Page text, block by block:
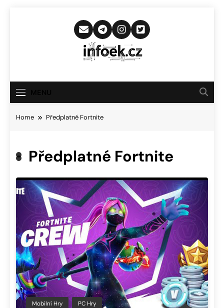
Infoek.cz
Novinkám
Home Předplatné Fortnite
Předplatné Fortnite
Mobilní Hry PC Hry